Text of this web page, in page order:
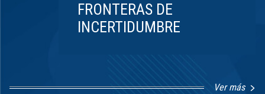
FRONTERAS DE
INCERTIDUMBRE
Ver más